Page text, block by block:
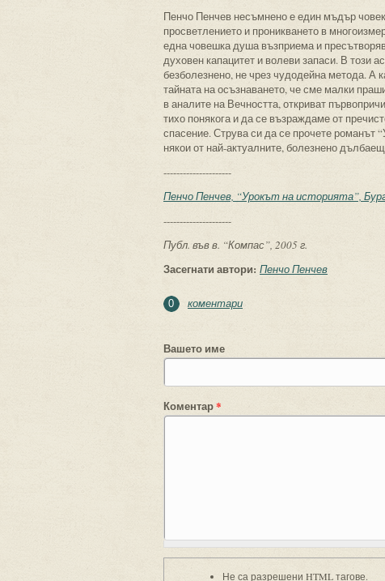
Пенчо Пенчев несъмнено е един мъдър
просветлението и проникването в
една човешка душа възприема и
духовен капацитет и волеви запаси. В този
безболезнено, не чрез чудодейна метода. А
тайната на осъзнаването, че сме малки
в аналите на Вечността, откриват
тихо понякога и да се възраждаме от
спасение. Струва си да се прочете романът
някои от най-актуалните, болезнено
---------------------
Пенчо Пенчев, “Урокът на историята”,
---------------------
Публ. във в. “Компас”, 2005 г.
Засегнати автори: Пенчо Пенчев
0 коментари
Вашето име
Коментар*
Не са разрешени HTML тагове.